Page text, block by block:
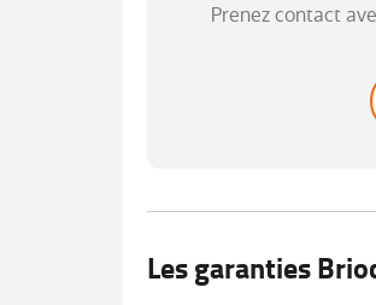
Eclairage AV et AR Full
Harmonie beige
Prenez contact
Les garanties